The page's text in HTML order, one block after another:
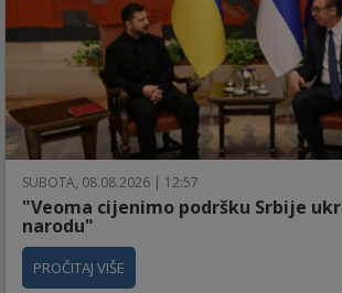
SUBOTA, 08.08.2026 | 12:57
"Veoma cijenimo podršku Srbije
narodu"
PROČITAJ VIŠE